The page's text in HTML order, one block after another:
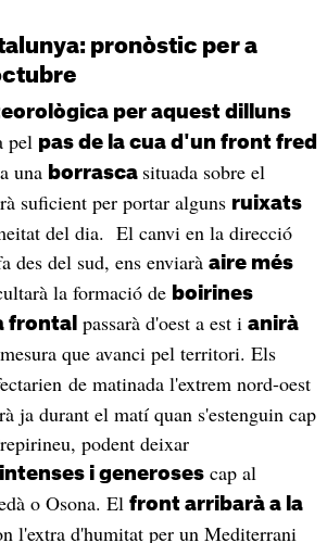
pronòstic per a
per aquest dilluns
pel pas de la cua d'un front fred
una borrasca situada sobre el
suficient per portar alguns ruixats
del dia. El canvi en la direcció
des del sud, ens enviarà aire més
la formació de boirines
frontal passarà d'oest a est i anirà
que avanci pel territori. Els
de matinada l'extrem nord-oest
ja durant el matí quan s'estenguin cap
podent deixar
i generosescap al
o Osona. El front arribarà a la
l'extra d'humitat per un Mediterrani